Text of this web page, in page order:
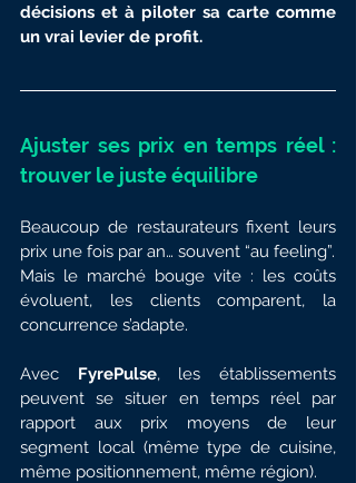
décisions et à piloter sa carte comme
un vrai levier de profit.
Ajuster ses prix en temps réel :
trouver le juste équilibre
Beaucoup de restaurateurs fixent leurs
prix une fois par an… souvent “au feeling”.
Mais le marché bouge vite : les coûts
évoluent, les clients comparent, la
concurrence s’adapte.
Avec FyrePulse, les établissements
peuvent se situer en temps réel par
rapport aux prix moyens de leur
segment local (même type de cuisine,
même positionnement, même région).